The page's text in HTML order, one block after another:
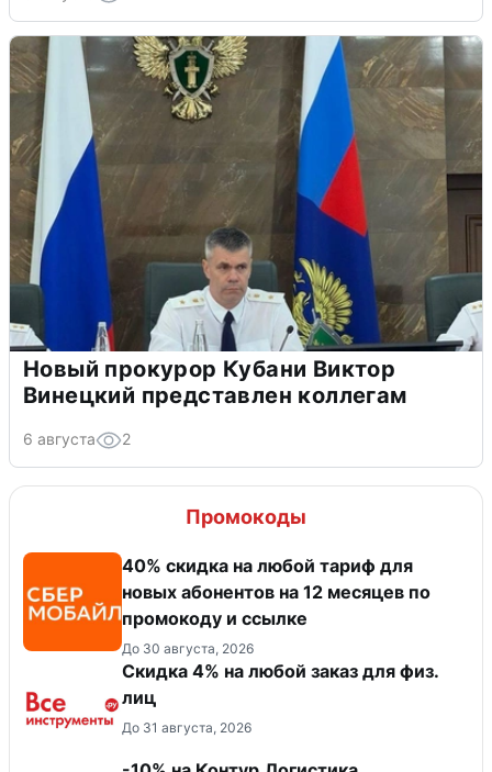
Новый прокурор Кубани Виктор
Винецкий представлен коллегам
6 августа 2
Промокоды
40% скидка на любой тариф для
новых абонентов на 12 месяцев по
промокоду и ссылке
До 30 августа, 2026
Скидка 4% на любой заказ для физ.
лиц
До 31 августа, 2026